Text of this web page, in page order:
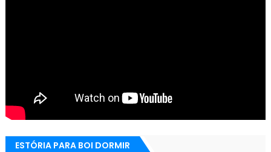
ESTÓRIA PARA BOI DORMIR